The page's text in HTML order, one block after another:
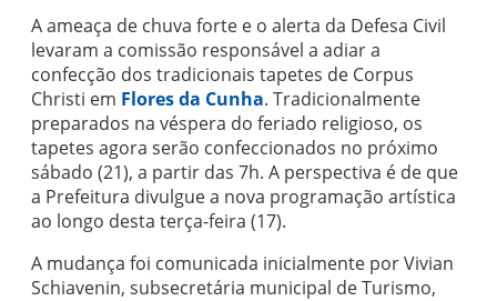
A ameaça de chuva forte e o alerta da Defesa Civil
levaram a comissão responsável a adiar a
confecção dos tradicionais tapetes de Corpus
Christi em Flores da Cunha. Tradicionalmente
preparados na véspera do feriado religioso, os
tapetes agora serão confeccionados no próximo
sábado (21), a partir das 7h. A perspectiva é de que
a Prefeitura divulgue a nova programação artística
ao longo desta terça-feira (17).
A mudança foi comunicada inicialmente por Vivian
Schiavenin, subsecretária municipal de Turismo,